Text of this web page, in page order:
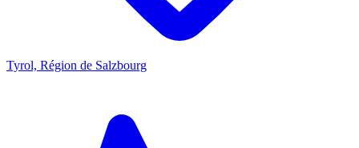
Tyrol, Région de Salzbourg